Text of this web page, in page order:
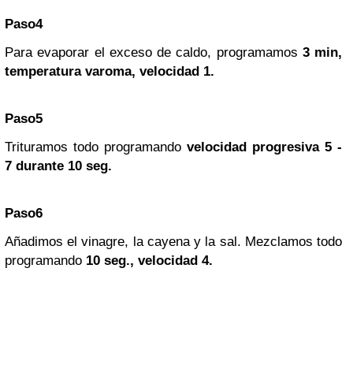
Paso4
Para evaporar el exceso de caldo, programamos 3 min,
temperatura varoma, velocidad 1.
Paso5
Trituramos todo programando velocidad progresiva 5 -
7 durante 10 seg.
Paso6
Añadimos el vinagre, la cayena y la sal. Mezclamos todo
programando 10 seg., velocidad 4.